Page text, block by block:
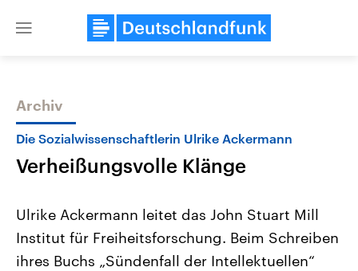
Close
Themen
Archiv
Die Sozialwissenschaftlerin Ulrike Ackermann
Verheißungsvolle Klänge
Ulrike Ackermann leitet das John Stuart Mill
Institut für Freiheitsforschung. Beim Schreiben
ihres Buchs „Sündenfall der Intellektuellen“